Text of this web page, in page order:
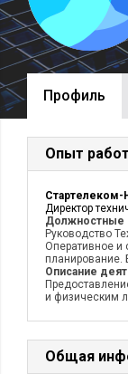
Профиль
Опыт
Стартелеком-
Директор
Должностные
Руководство
Оперативное и
планирование.
Описание
и физическим
Общая